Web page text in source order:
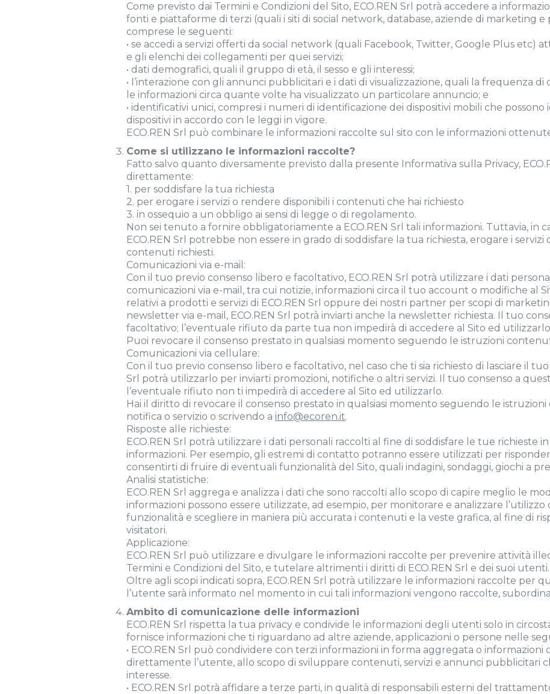
Come previsto dai Termini e Condizioni del Sito, ECO.REN Srl potrà accedere a
fonti e piattaforme di terzi (quali i siti di social network, database, aziende di marketing
comprese le seguenti:
• se accedi a servizi offerti da social network (quali Facebook, Twitter, Google Plus etc)
e gli elenchi dei collegamenti per quei servizi;
• dati demografici, quali il gruppo di età, il sesso e gli interessi;
• l’interazione con gli annunci pubblicitari e i dati di visualizzazione, quali la frequenza
le informazioni circa quante volte ha visualizzato un particolare annuncio; e
• identificativi unici, compresi i numeri di identificazione dei dispositivi mobili che
dispositivi in accordo con le leggi in vigore.
ECO.REN Srl può combinare le informazioni raccolte sul sito con le informazioni
Come si utilizzano le informazioni raccolte?
Fatto salvo quanto diversamente previsto dalla presente Informativa sulla Privacy,
direttamente:
1. per soddisfare la tua richiesta
2. per erogare i servizi o rendere disponibili i contenuti che hai richiesto
3. in ossequio a un obbligo ai sensi di legge o di regolamento.
Non sei tenuto a fornire obbligatoriamente a ECO.REN Srl tali informazioni. Tuttavia, in
ECO.REN Srl potrebbe non essere in grado di soddisfare la tua richiesta, erogare i servizi
contenuti richiesti.
Comunicazioni via e-mail:
Con il tuo previo consenso libero e facoltativo, ECO.REN Srl potrà utilizzare i dati
comunicazioni via e-mail, tra cui notizie, informazioni circa il tuo account o modifiche al
relativi a prodotti e servizi di ECO.REN Srl oppure dei nostri partner per scopi di
newsletter via e-mail, ECO.REN Srl potrà inviarti anche la newsletter richiesta. Il tuo
facoltativo; l’eventuale rifiuto da parte tua non impedirà di accedere al Sito ed
Puoi revocare il consenso prestato in qualsiasi momento seguendo le istruzioni
Comunicazioni via cellulare:
Con il tuo previo consenso libero e facoltativo, nel caso che ti sia richiesto di lasciare il
Srl potrà utilizzarlo per inviarti promozioni, notifiche o altri servizi. Il tuo consenso a
l’eventuale rifiuto non ti impedirà di accedere al Sito ed utilizzarlo.
Hai il diritto di revocare il consenso prestato in qualsiasi momento seguendo le
notifica o servizio o scrivendo ainfo@ecoren.it.
Risposte alle richieste:
ECO.REN Srl potrà utilizzare i dati personali raccolti al fine di soddisfare le tue richieste
informazioni. Per esempio, gli estremi di contatto potranno essere utilizzati per
consentirti di fruire di eventuali funzionalità del Sito, quali indagini, sondaggi, giochi a
Analisi statistiche:
ECO.REN Srl aggrega e analizza i dati che sono raccolti allo scopo di capire meglio le
informazioni possono essere utilizzate, ad esempio, per monitorare e analizzare l’utilizzo
funzionalità e scegliere in maniera più accurata i contenuti e la veste grafica, al fine di
visitatori.
Applicazione:
ECO.REN Srl può utilizzare e divulgare le informazioni raccolte per prevenire attività
Termini e Condizioni del Sito, e tutelare altrimenti i diritti di ECO.REN Srl e dei suoi utenti.
Oltre agli scopi indicati sopra, ECO.REN Srl potrà utilizzare le informazioni raccolte per
l’utente sarà informato nel momento in cui tali informazioni vengono raccolte,
Ambito di comunicazione delle informazioni
ECO.REN Srl rispetta la tua privacy e condivide le informazioni degli utenti solo in
fornisce informazioni che ti riguardano ad altre aziende, applicazioni o persone nelle
• ECO.REN Srl può condividere con terzi informazioni in forma aggregata o informazioni
direttamente l’utente, allo scopo di sviluppare contenuti, servizi e annunci pubblicitari
interesse.
• ECO.REN Srl potrà affidare a terze parti, in qualità di responsabili esterni del